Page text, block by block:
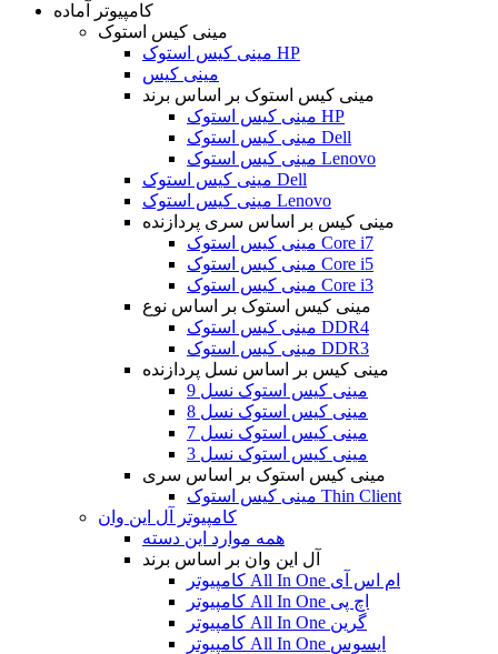
کامپیوتر آماده
مینی کیس استوک
مینی کیس استوک HP
مینی کیس
مینی کیس استوک بر اساس برند
مینی کیس استوک HP
مینی کیس استوک Dell
مینی کیس استوک Lenovo
مینی کیس استوک Dell
مینی کیس استوک Lenovo
مینی کیس بر اساس سری پردازنده
مینی کیس استوک Core i7
مینی کیس استوک Core i5
مینی کیس استوک Core i3
مینی کیس استوک بر اساس نوع
مینی کیس استوک DDR4
مینی کیس استوک DDR3
مینی کیس بر اساس نسل پردازنده
مینی کیس استوک نسل 9
مینی کیس استوک نسل 8
مینی کیس استوک نسل 7
مینی کیس استوک نسل 3
مینی کیس استوک بر اساس سری
مینی کیس استوک Thin Client
کامپیوتر آل این وان
همه موارد این دسته
آل این وان بر اساس برند
کامپیوتر All In One ام اس آی
کامپیوتر All In One اچ پی
کامپیوتر All In One گرین
کامپیوتر All In One ایسوس